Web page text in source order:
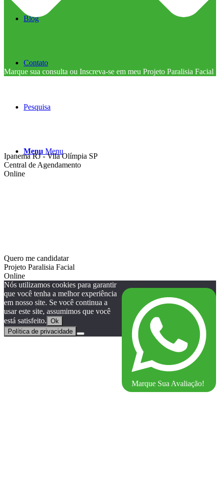
Blog
Contato
Pesquisa
Menu Menu
Marque sua consulta ou Inscreva-se em meu Projeto Paralisia Facial
Ipanema RJ - Vila Olímpia SP
Central de Agendamento
Online
Quero me candidatar
Projeto Paralisia Facial
Online
Marque Sua Avaliação!
Nós utilizamos cookies para garantir
que você tenha a melhor experiência
em nosso site. Se você continua a
usar este site, assumimos que você
está satisfeito. Ok
Política de privacidade